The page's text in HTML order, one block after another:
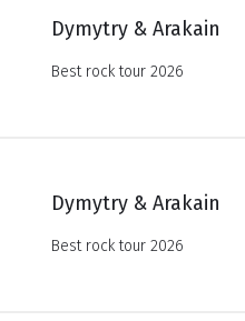
Dymytry & Arakain
Best rock tour 2026
Dymytry & Arakain
Best rock tour 2026